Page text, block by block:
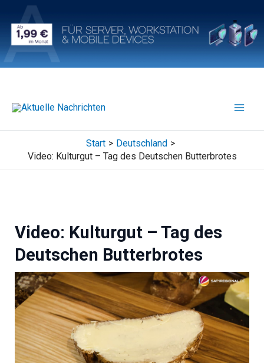
Inhalt
springen
Start
Deutschland
Video: Kulturgut – Tag des Deutschen Butterbrotes
Video: Kulturgut – Tag des
Deutschen Butterbrotes